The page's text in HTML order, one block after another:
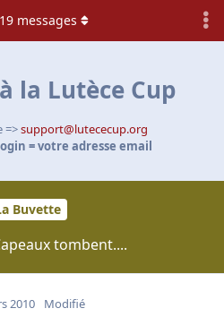
la Lutèce Cup
=>support@lutececup.org
= votre adresse email
Buvette
tombent....
19 messages
2010 Modifié